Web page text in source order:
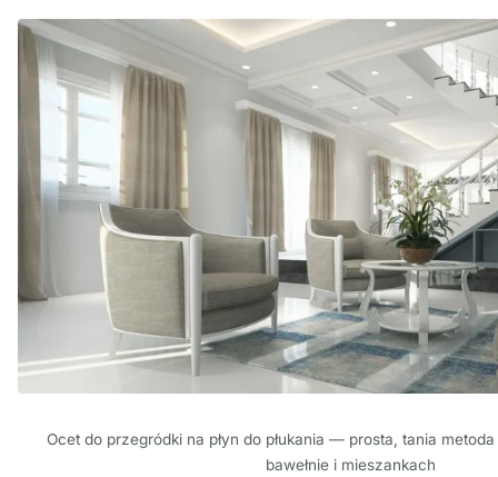
Ocet do przegródki na płyn do płukania — prosta, tania
bawełnie i mieszankach